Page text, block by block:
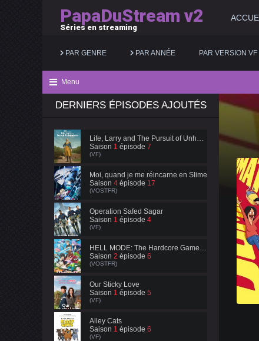
PapaDuStream v2
Séries en streaming
PAR GENRE
Action
Animation
Aventure
Biopic
Comédie
Documentaire
Drame
Fantastique
PAR ANNÉE
2025
2022
PAR VERSION VF
Menu
DERNIERS ÉPISODES AJOUTÉS
Life, Larry and The Pursuit of Unhappiness
Saison 1 épisode 7
(VF)
Moi, quand je me réincarne en Slime
Saison 4 épisode 17
(VOSTFR)
Operation Safed Sagar
Saison 1 épisode 4
(VF)
HELL MODE: The Hardcore Gamer Dominates in Another World with Garbage Balancing
Saison 2 épisode 6
(VOSTFR)
Our Sticky Love
Saison 1 épisode 5
(VF)
Alley Cats
Saison 1 épisode 6
(VF)